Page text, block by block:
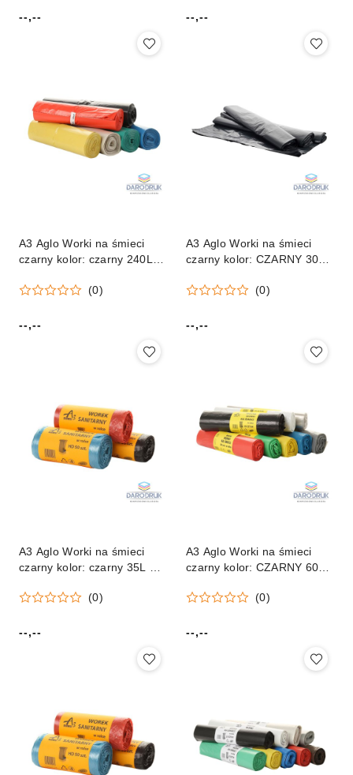
Cena:
--,--
Cena:
--,--
A3 Aglo Worki na śmieci
czarny kolor: czarny 240L
(0)
Cena:
--,--
A3 Aglo Worki na śmieci
czarny kolor: CZARNY 300L
(0)
Cena:
--,--
A3 Aglo Worki na śmieci
czarny kolor: czarny 35L 50
(0)
Cena:
--,--
A3 Aglo Worki na śmieci
czarny kolor: CZARNY 60L
(0)
Cena:
--,--